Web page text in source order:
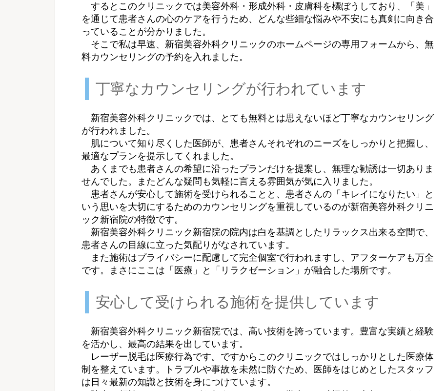
するとこのクリニックでは美容外科・形成外科・皮膚科を標ぼうしており、「美」
を通じて患者さんの心のケアを行うため、どんな些細な悩みや不安にも真剣に向き合
っていることが分かりました。
そこで私は早速、新宿美容外科クリニックのホームページの専用フォームから、無
料カウンセリングの予約を入れました。
丁寧なカウンセリングが行われています
新宿美容外科クリニックでは、とても無料とは思えないほど丁寧なカウンセリング
が行われました。
肌について知り尽くした医師が、患者さんそれぞれのニーズをしっかりと把握し、
最適なプランを提示してくれました。
あくまでも患者さんの希望に沿ったプランだけを提案し、無理な勧誘は一切ありま
せんでした。またどんな疑問も気軽に言える雰囲気が気に入りました。
患者さんが安心して施術を受けられることと、患者さんの「キレイになりたい」と
いう思いを大切にするためのカウンセリングを重視しているのが新宿美容外科クリニ
ック新宿院の特徴です。
新宿美容外科クリニック新宿院の院内は白を基調としたリラックス出来る空間で、
患者さんの目線に立った気配りがなされています。
また施術はプライバシーに配慮して完全個室で行われますし、アフターケアも万全
です。まさにここは「医療」と「リラクゼーション」が融合した場所です。
安心して受けられる施術を提供しています
新宿美容外科クリニック新宿院では、高い技術を誇っています。豊富な実績と経験
を活かし、最高の結果を出しています。
レーザー脱毛は医療行為です。ですからこのクリニックではしっかりとした医療体
制を整えています。トラブルや事故を未然に防ぐため、医師をはじめとしたスタッフ
は日々最新の知識と技術を身につけています。